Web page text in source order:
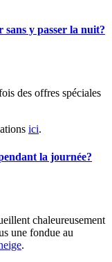
y passer la nuit?
des offres spéciales
ici.
la journée?
chaleureusement
une fondue au
.